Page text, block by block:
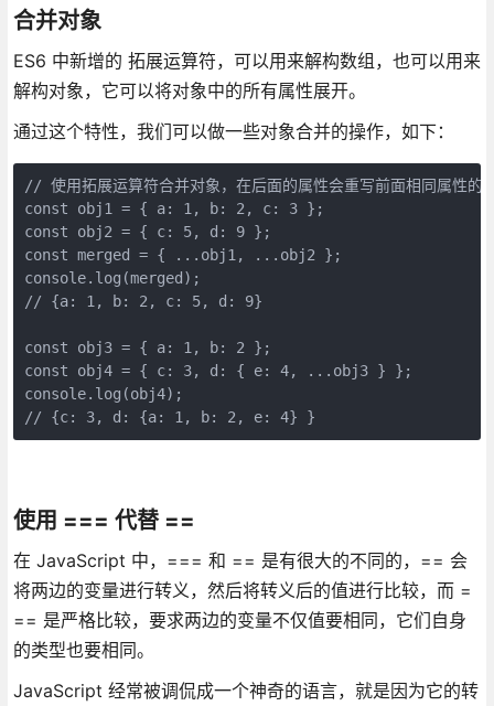
合并对象
ES6 中新增的 拓展运算符，可以用来解构数组，也可以用来
解构对象，它可以将对象中的所有属性展开。
通过这个特性，我们可以做一些对象合并的操作，如下：
// 使用拓展运算符合并对象，在后面的属性会重写前面相同属性的
const obj1 = { a: 1, b: 2, c: 3 };
const obj2 = { c: 5, d: 9 };
const merged = { ...obj1, ...obj2 };
console.log(merged);
// {a: 1, b: 2, c: 5, d: 9}
const obj3 = { a: 1, b: 2 };
const obj4 = { c: 3, d: { e: 4, ...obj3 } };
console.log(obj4);
使用 === 代替 ==
在 JavaScript 中，=== 和 == 是有很大的不同的，== 会
将两边的变量进行转义，然后将转义后的值进行比较，而 =
== 是严格比较，要求两边的变量不仅值要相同，它们自身
的类型也要相同。
JavaScript 经常被调侃成一个神奇的语言，就是因为它的转